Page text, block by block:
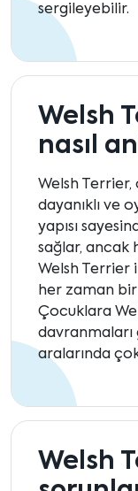
sergileyebilir.
Welsh
nasıl
Welsh
dayanıklı ve
yapısı
sağlar, ancak
Welsh Terrier
her zaman
Çocuklara
aralarında
Welsh